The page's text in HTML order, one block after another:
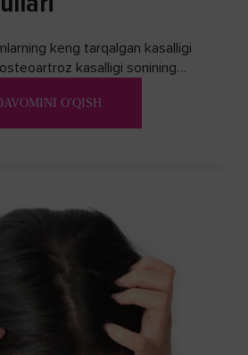
keng tarqalgan kasalligi
kasalligi sonining
O'QISH